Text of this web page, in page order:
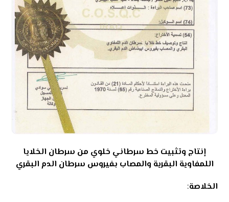
إنتاج وتثبيت خط سرطاني خلوي من سرطان الخلايا
اللمفاوية البقرية والمصاب بفيروس سرطان الدم البقري
الخلاصة: